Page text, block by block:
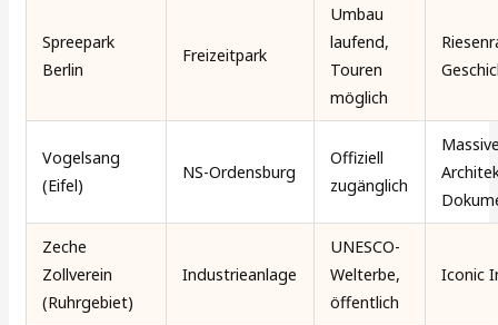
Spreepark
Berlin
Freizeitpark
Umbau
laufend,
Touren
möglich
Vogelsang
(Eifel)
NS-Ordensburg
Offiziell
zugänglich
Zeche
Zollverein
(Ruhrgebiet)
Industrieanlage
UNESCO-
Welterbe,
öffentlich
Iconic